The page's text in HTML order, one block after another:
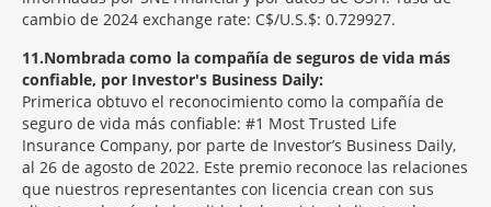
cambio de 2024 exchange rate: C$/U.S.$: 0.729927.
11 Nombrada como la compañía de seguros de vida más
confiable, por Investor's Business Daily:
Primerica obtuvo el reconocimiento como la compañía de
seguro de vida más confiable: #1 Most Trusted Life
Insurance Company, por parte de Investor’s Business Daily,
al 26 de agosto de 2022. Este premio reconoce las relaciones
que nuestros representantes con licencia crean con sus